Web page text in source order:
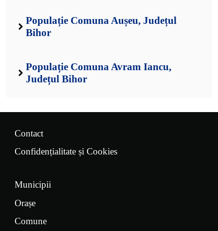
Populație Comuna Aușeu, Județul
Bihor
Populație Comuna Avram Iancu,
Județul Bihor
Contact
Confidențialitate și Cookies
Municipii
Orașe
Comune